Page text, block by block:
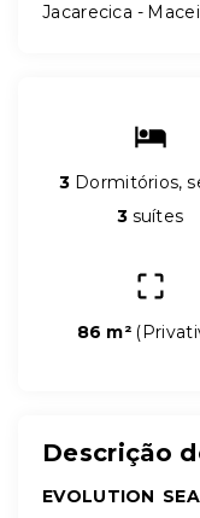
Jacarecica -
3 Dormitórios,
3suítes
86 m² (
Descrição
EVOLUTION